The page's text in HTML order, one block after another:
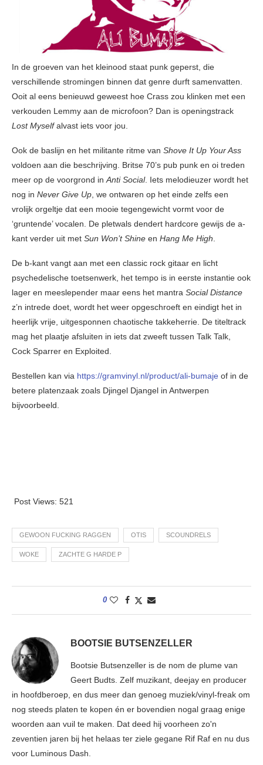
In de groeven van het kleinood staat punk geperst, die
verschillende stromingen binnen dat genre durft samenvatten.
Ooit al eens benieuwd geweest hoe Crass zou klinken met een
verkouden Lemmy aan de microfoon? Dan is openingstrack
Lost Myselfalvast iets voor jou.
Ook de baslijn en het militante ritme van Shove It Up Your Ass
voldoen aan die beschrijving. Britse 70’s pub punk en oi treden
meer op de voorgrond inAnti Social. Iets melodieuzer wordt het
nog in Never Give Up, we ontwaren op het einde zelfs een
vrolijk orgeltje dat een mooie tegengewicht vormt voor de
‘gruntende’ vocalen. De pletwals dendert hardcore gewijs de a-
kant verder uit met Sun Won’t Shine en Hang Me High.
De b-kant vangt aan met een classic rock gitaar en licht
psychedelische toetsenwerk, het tempo is in eerste instantie ook
lager en meeslepender maar eens het mantra Social Distance
z’n intrede doet, wordt het weer opgeschroeft en eindigt het in
heerlijk vrije, uitgesponnen chaotische takkeherrie. De titeltrack
mag het plaatje afsluiten in iets dat zweeft tussen Talk Talk,
Cock Sparrer en Exploited.
Bestellen kan via https://gramvinyl.nl/product/ali-bumaje of in de
betere platenzaak zoals Djingel Djangel in Antwerpen
bijvoorbeeld.
Post Views: 521
GEWOON FUCKING RAGGEN OTIS SCOUNDRELS
WOKE ZACHTE G HARDE P
0
BOOTSIE BUTSENZELLER
Bootsie Butsenzeller is de nom de plume van
Geert Budts. Zelf muzikant, deejay en producer
in hoofdberoep, en dus meer dan genoeg muziek/vinyl-freak om
nog steeds platen te kopen én er bovendien nogal graag enige
woorden aan vuil te maken. Dat deed hij voorheen zo'n
zeventien jaren bij het helaas ter ziele gegane Rif Raf en nu dus
voor Luminous Dash.